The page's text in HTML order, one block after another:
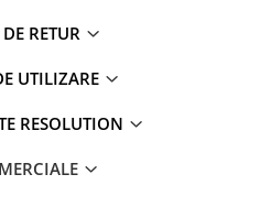
RETUR
UTILIZARE
RESOLUTION